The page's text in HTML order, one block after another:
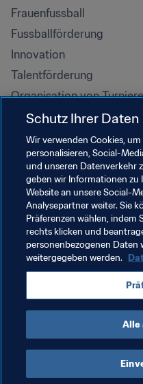
Frauenfussball
Fussballförderung
Innovation
Talentförderung
Organisation von
Nachhaltigkeit
Menschenrechte und
Antidiskriminierung
Gesundheit und Medizin
Bildungsinitiativen
NUTZUNGSBEDINGUNGEN
FIFA-DATENSCHUTZPORTAL
DOWNLOADS
COOKIE-EINSTELLUNGEN
Urheberrechte © 1994–2025 FIFA. Alle
Cookie Settings
Schutz Ihrer Daten
Wir verwenden Cookies,
personalisieren, Social-
und unseren Datenverkehr
geben wir Informationen zu
Website an unsere Social-
Analysepartner weiter. Sie
Präferenzen wählen, indem
rechts klicken und
personenbezogenen Daten
weitergegeben werden.
Alle